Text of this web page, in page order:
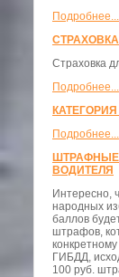
Подробнее...
СТРАХОВКА
Страховка
Подробнее...
Подробнее...
ВОДИТЕЛЯ
Интересно,
народных
баллов
штрафов,
ГИБДД,
100 руб.